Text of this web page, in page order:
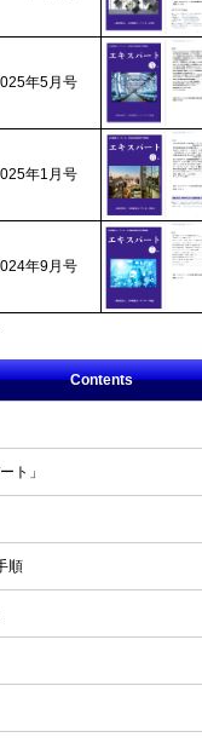
年5月号
年1月号
年9月号
Contents
ト」
順